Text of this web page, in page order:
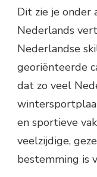
Dit zie je onder
Nederlands
Nederlandse
georiënteerde
dat zo veel
en sportieve
veelzijdige,
bestemming is